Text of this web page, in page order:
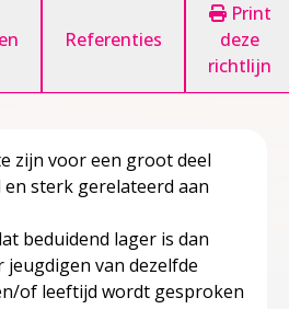
Referenties
Print
deze
richtlijn
zijn voor een groot deel
sterk gerelateerd aan
beduidend lager is dan
van dezelfde
of leeftijd wordt gesproken